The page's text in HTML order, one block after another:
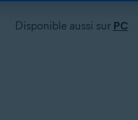
Disponible aussi sur PC